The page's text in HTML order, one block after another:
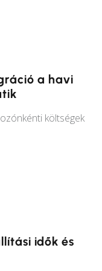
a havi
költségek
idők és